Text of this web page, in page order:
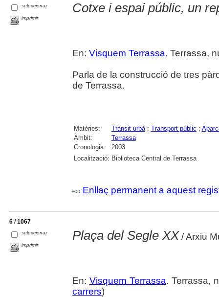
seleccionar
imprimir
Cotxe i espai públic, un
En: Visquem Terrassa. Terrassa,
Parla de la construcció de tres
de Terrassa.
Matèries: Trànsit urbà; Transport públic ;
Àmbit:
Terrassa
Cronologia:
2003
Localització: Biblioteca Central de Terrassa
Enllaç permanent a aquest
6 / 1067
seleccionar
imprimir
Plaça del Segle XX / Arxiu
En: Visquem Terrassa. Terrassa,
carrers)